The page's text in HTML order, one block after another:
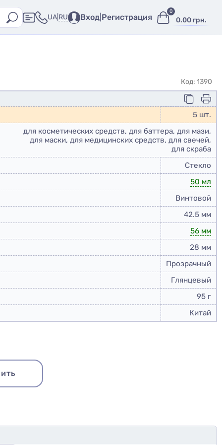
UA RU Вход Регистрация 0.00 грн.
0
Код: 1390
5 шт.
для косметических средств, для баттера, для мази,
для маски, для медицинских средств, для свечей,
для скраба
Стекло
50 мл
Винтовой
42.5 мм
56 мм
28 мм
Прозрачный
Глянцевый
95 г
Китай